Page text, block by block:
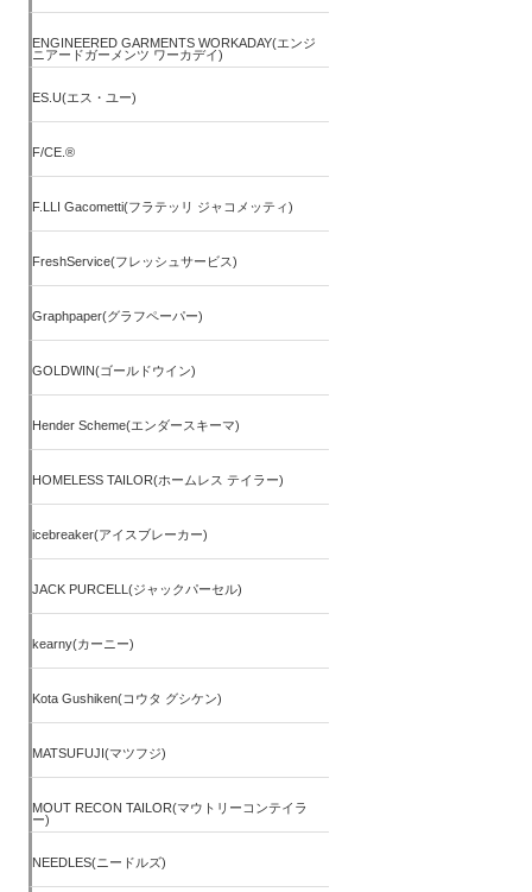
ENGINEERED GARMENTS WORKADAY(エンジ
ニアードガーメンツ ワーカデイ)
ES.U(エス・ユー)
F/CE.®
F.LLI Gacometti(フラテッリ ジャコメッティ)
FreshService(フレッシュサービス)
Graphpaper(グラフペーパー)
GOLDWIN(ゴールドウイン)
Hender Scheme(エンダースキーマ)
HOMELESS TAILOR(ホームレス テイラー)
icebreaker(アイスブレーカー)
JACK PURCELL(ジャックパーセル)
kearny(カーニー)
Kota Gushiken(コウタ グシケン)
MATSUFUJI(マツフジ)
MOUT RECON TAILOR(マウトリーコンテイラ
ー)
NEEDLES(ニードルズ)